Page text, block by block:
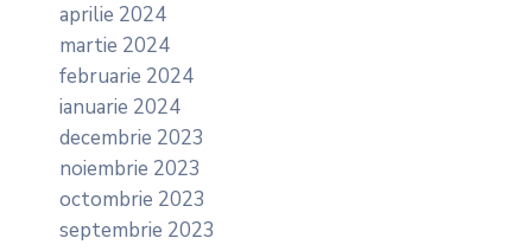
aprilie 2024
martie 2024
februarie 2024
ianuarie 2024
decembrie 2023
noiembrie 2023
octombrie 2023
septembrie 2023